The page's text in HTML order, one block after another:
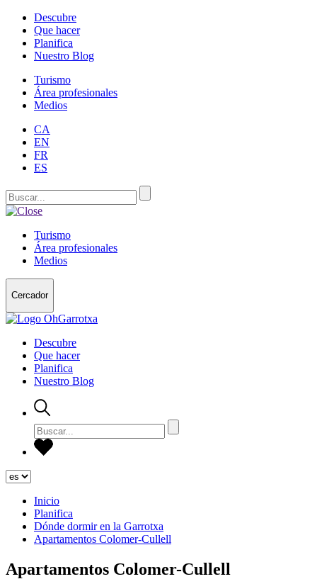
Descubre
Que hacer
Planifica
Nuestro Blog
Turismo
Área profesionales
Medios
CA
EN
FR
ES
Turismo
Área profesionales
Medios
Cercador
Descubre
Que hacer
Planifica
Nuestro Blog
Inicio
Planifica
Dónde dormir en la Garrotxa
Apartamentos Colomer-Cullell
Apartamentos Colomer-Cullell